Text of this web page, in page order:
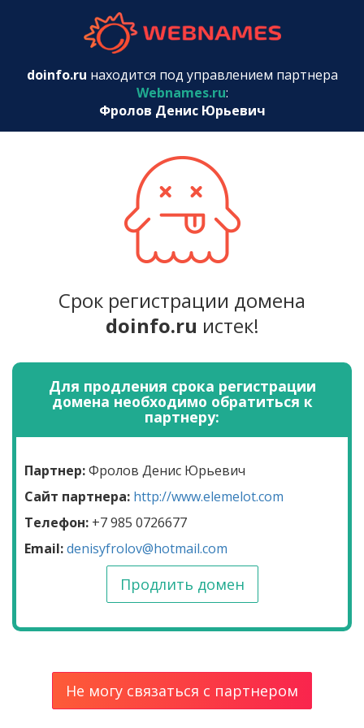
doinfo.ru находится под управлением партнера
Webnames.ru:
Фролов Денис Юрьевич
Срок регистрации домена
doinfo.ru истек!
Для продления срока регистрации
домена необходимо обратиться к
партнеру:
Партнер:Фролов Денис Юрьевич
Сайт партнера: http://www.elemelot.com
Телефон: +7 985 0726677
Email:denisyfrolov@hotmail.com
Продлить домен
Не могу связаться с партнером